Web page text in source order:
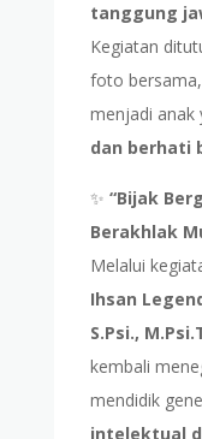
tanggung
Kegiatan
foto
menjadi anak
dan berhati
✨ “Bijak
Berakhlak
Melalui
Ihsan
S.Psi.,
kembali
mendidik
intelektual